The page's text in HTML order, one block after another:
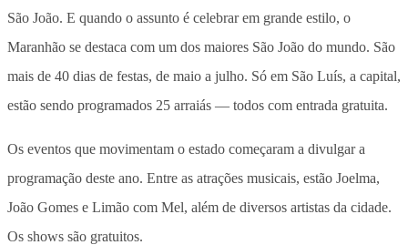
São João. E quando o assunto é celebrar em grande estilo, o
Maranhão se destaca com um dos maiores São João do mundo. São
mais de 40 dias de festas, de maio a julho. Só em São Luís, a capital,
estão sendo programados 25 arraiás — todos com entrada gratuita.
Os eventos que movimentam o estado começaram a divulgar a
programação deste ano. Entre as atrações musicais, estão Joelma,
João Gomes e Limão com Mel, além de diversos artistas da cidade.
Os shows são gratuitos.